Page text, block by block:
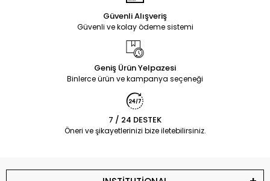
Güvenli Alışveriş
Güvenli ve kolay ödeme sistemi
Geniş Ürün Yelpazesi
Binlerce ürün ve kampanya seçeneği
7 / 24 DESTEK
Öneri ve şikayetlerinizi bize iletebilirsiniz.